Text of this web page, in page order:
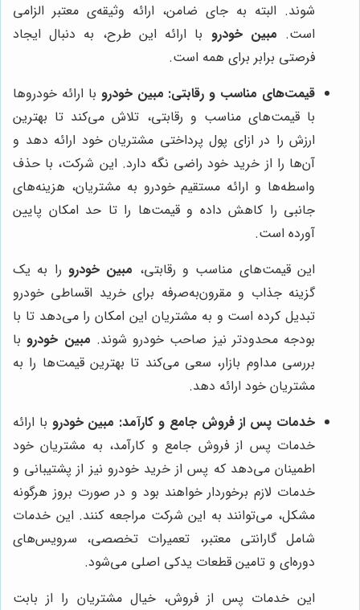
شوند. البته به جای ضامن، ارائه وثیقه‌ی معتبر الزامی
است. مبین خودرو با ارائه این طرح، به دنبال ایجاد
فرصتی برابر برای همه است.
قیمت‌های مناسب و رقابتی: مبین خودرو با ارائه خودروها
با قیمت‌های مناسب و رقابتی، تلاش می‌کند تا بهترین
ارزش را در ازای پول پرداختی مشتریان خود ارائه دهد و
آن‌ها را از خرید خود راضی نگه دارد. این شرکت، با حذف
واسطه‌ها و ارائه مستقیم خودرو به مشتریان، هزینه‌های
جانبی را کاهش داده و قیمت‌ها را تا حد امکان پایین
آورده است.
این قیمت‌های مناسب و رقابتی، مبین خودرو را به یک
گزینه جذاب و مقرون‌به‌صرفه برای خرید اقساطی خودرو
تبدیل کرده است و به مشتریان این امکان را می‌دهد تا با
بودجه محدودتر نیز صاحب خودرو شوند. مبین خودرو با
بررسی مداوم بازار، سعی می‌کند تا بهترین قیمت‌ها را به
مشتریان خود ارائه دهد.
خدمات پس از فروش جامع و کارآمد: مبین خودرو با ارائه
خدمات پس از فروش جامع و کارآمد، به مشتریان خود
اطمینان می‌دهد که پس از خرید خودرو نیز از پشتیبانی و
خدمات لازم برخوردار خواهند بود و در صورت بروز هرگونه
مشکل، می‌توانند به این شرکت مراجعه کنند. این خدمات
شامل گارانتی معتبر، تعمیرات تخصصی، سرویس‌های
دوره‌ای و تامین قطعات یدکی اصلی می‌شود.
این خدمات پس از فروش، خیال مشتریان را از بابت